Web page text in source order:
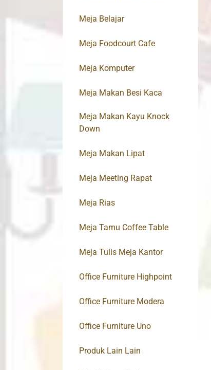
Meja Belajar
Meja Foodcourt Cafe
Meja Komputer
Meja Makan Besi Kaca
Meja Makan Kayu Knock
Down
Meja Makan Lipat
Meja Meeting Rapat
Meja Rias
Meja Tamu Coffee Table
Meja Tulis Meja Kantor
Office Furniture Highpoint
Office Furniture Modera
Office Furniture Uno
Produk Lain Lain